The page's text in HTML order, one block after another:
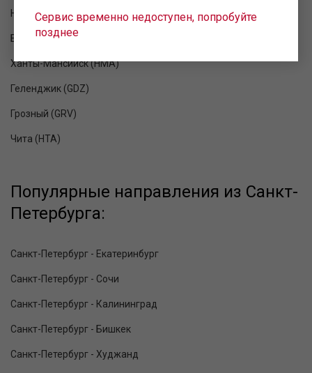
Новый Уренгой (NUX)
Большое Савино (PEE)
Ханты-Мансийск (HMA)
Геленджик (GDZ)
Грозный (GRV)
Чита (HTA)
Популярные направления из Санкт-
Петербурга:
Санкт-Петербург - Екатеринбург
Санкт-Петербург - Сочи
Санкт-Петербург - Калининград
Санкт-Петербург - Бишкек
Санкт-Петербург - Худжанд
Сервис временно недоступен, попробуйте
позднее